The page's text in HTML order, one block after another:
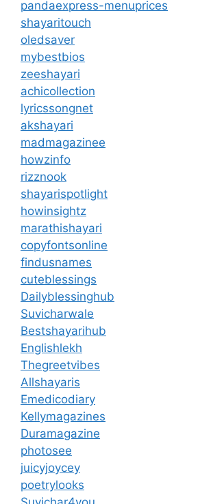
pandaexpress-menuprices
shayaritouch
oledsaver
mybestbios
zeeshayari
achicollection
lyricssongnet
akshayari
madmagazinee
howzinfo
rizznook
shayarispotlight
howinsightz
marathishayari
copyfontsonline
findusnames
cuteblessings
Dailyblessinghub
Suvicharwale
Bestshayarihub
Englishlekh
Thegreetvibes
Allshayaris
Emedicodiary
Kellymagazines
Duramagazine
photosee
juicyjoycey
poetrylooks